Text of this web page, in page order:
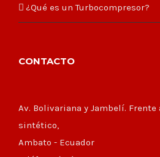
¿Qué es un Turbocompresor?
CONTACTO
Av. Bolivariana y Jambelí. Frente
sintético,
Ambato - Ecuador